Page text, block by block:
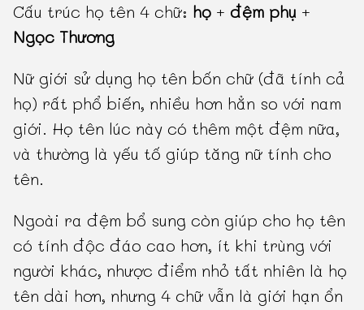
Cấu trúc họ tên 4 chữ: họ +đệm phụ +
Ngọc Thương
Nữ giới sử dụng họ tên bốn chữ (đã tính cả
họ) rất phổ biến, nhiều hơn hẳn so với nam
giới. Họ tên lúc này có thêm một đệm nữa,
và thường là yếu tố giúp tăng nữ tính cho
tên.
Ngoài ra đệm bổ sung còn giúp cho họ tên
có tính độc đáo cao hơn, ít khi trùng với
người khác, nhược điểm nhỏ tất nhiên là họ
tên dài hơn, nhưng 4 chữ vẫn là giới hạn ổn